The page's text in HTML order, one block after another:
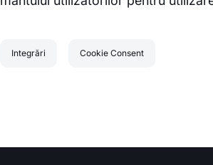
Integrări Cookie Consent